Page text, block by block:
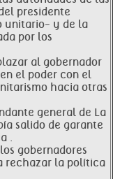
presidente
unitario- y de la
por los
al gobernador
el poder con el
hacia otras
general de La
salido de garante
.
gobernadores
rechazar la política